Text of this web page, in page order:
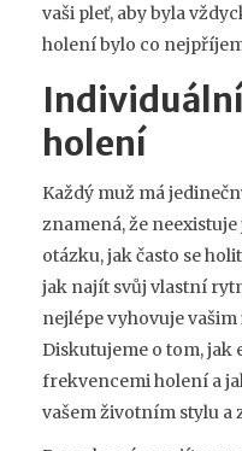
vaši pleť, aby byla
holení bylo co
holení
Každý muž má
znamená, že
otázku, jak často se
jak najít svůj vlastní
nejlépe vyhovuje
Diskutujeme o tom,
frekvencemi holení a
vašem životním stylu a